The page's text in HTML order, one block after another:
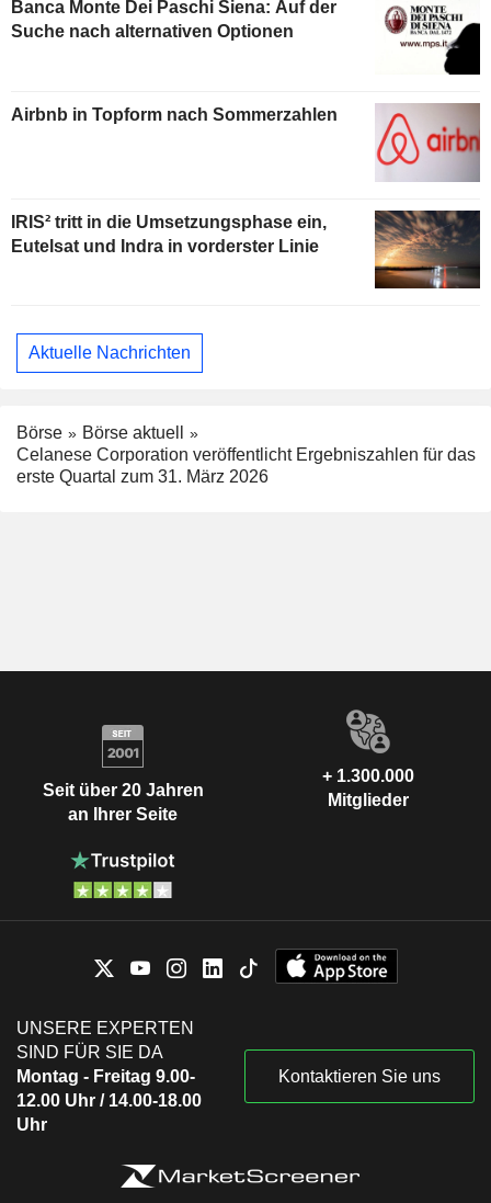
Banca Monte Dei Paschi Siena: Auf der
Suche nach alternativen Optionen
Airbnb in Topform nach Sommerzahlen
IRIS² tritt in die Umsetzungsphase ein,
Eutelsat und Indra in vorderster Linie
Aktuelle Nachrichten
Börse
Börse aktuell
Celanese Corporation veröffentlicht Ergebniszahlen für das
erste Quartal zum 31. März 2026
Seit über 20 Jahren
an Ihrer Seite
+ 1.300.000
Mitglieder
UNSERE EXPERTEN
SIND FÜR SIE DA
Montag - Freitag 9.00-
12.00 Uhr / 14.00-18.00
Uhr
Kontaktieren Sie uns